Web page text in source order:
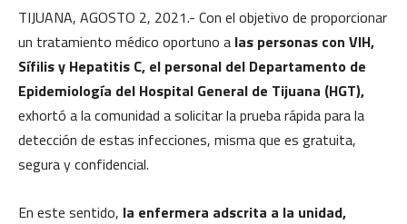
TIJUANA, AGOSTO 2, 2021.- Con el objetivo de proporcionar
un tratamiento médico oportuno a las personas con VIH,
Sífilis y Hepatitis C, el personal del Departamento de
Epidemiología del Hospital General de Tijuana (HGT),
exhortó a la comunidad a solicitar la prueba rápida para la
detección de estas infecciones, misma que es gratuita,
segura y confidencial.
En este sentido, la enfermera adscrita a la unidad,